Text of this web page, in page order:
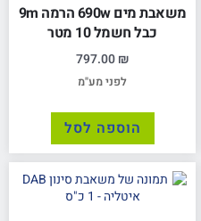
משאבת מים 690w הרמה 9m
כבל חשמל 10 מטר
797.00₪
לפני מע"מ
הוספה לסל